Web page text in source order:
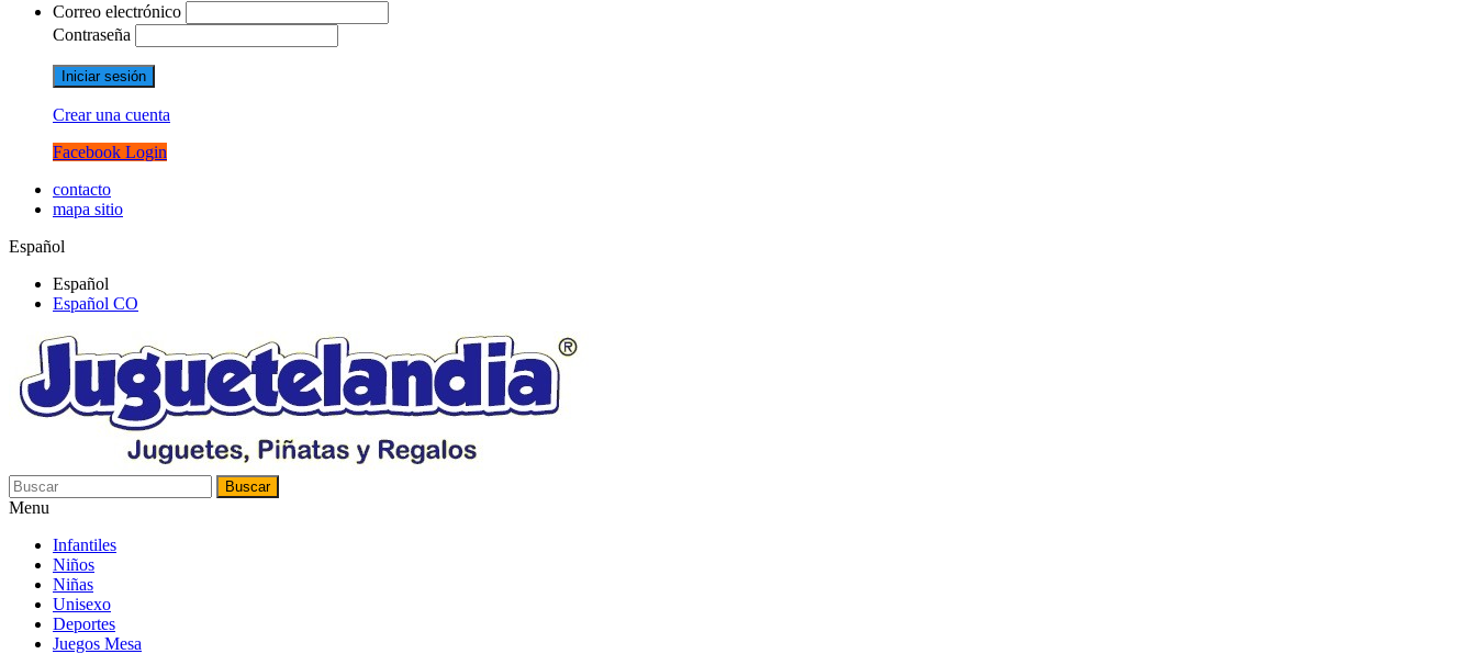
Correo electrónico
Contraseña
Iniciar sesión
Crear una cuenta
Facebook Login
contacto
mapa sitio
Español
Español
Español CO
Buscar
Menu
Infantiles
Niños
Niñas
Unisexo
Deportes
Juegos Mesa